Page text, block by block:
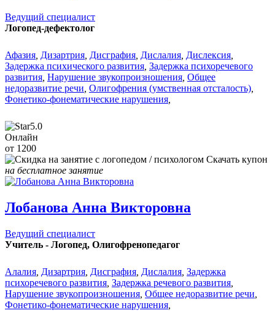
Ведущий специалист
Логопед-дефектолог
Афазия Дизартрия Дисграфия Дислалия Дислексия
Задержка психического развития Задержка психоречевого
развития Нарушение звукопроизношения Общее
недоразвитие речи Олигофрения (умственная отсталость)
Фонетико-фонематические нарушения
5.0
Онлайн
от 1200
Скачать купон
на бесплатное занятие
Лобанова Анна Викторовна
Ведущий специалист
Учитель - Логопед, Олигофренопедагог
Алалия Дизартрия Дисграфия Дислалия Задержка
психоречевого развития Задержка речевого развития
Нарушение звукопроизношения Общее недоразвитие речи
Фонетико-фонематические нарушения